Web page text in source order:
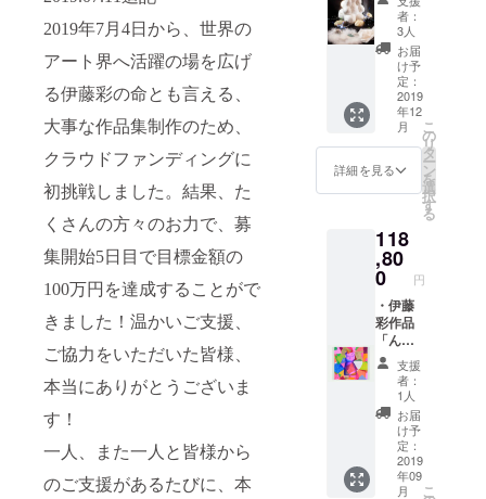
2019年7月 4日から、世界の
アート界へ活躍の場を広げ
る伊藤彩の命とも言える、
大事な作品集制作のため、
クラウドファンディングに
初挑戦しました。結果、た
くさんの方々のお力で、募
集開始5日目で目標金額の
100万円を達成することがで
きました！温かいご支援、
ご協力をいただいた皆様、
本当にありがとうございま
す！
一人、また一人と皆様から
のご支援があるたびに、本
るっ！
の食感
がたま
らな
い。寒
天ジュ
90g×12
個 伊藤
農園の
寒天
ジュレ
「手し
ぼり
100％
ピュア
ジュー
ス」を
ベース
にゼラ
チンや
ペクチ
ンなど
を一切
使用せ
ずに作
る安
心・安
伊藤農
園と創
業三百
年の老
舗酒
造・能
勢酒造
で共同
て、み
かんサ
まし
た。細
かな泡
とすっ
きりし
た味わ
いがの
ど越し
よく、
後口
すっき
り。伊
藤農園
オリジ
ナル製
ど色落
ちは無
くなり
ます
が、色
移りに
注意
し、特
に淡色
の衣
の洗濯
をお薦
め致し
ます。
お洗濯
の際
は、屑
とり
ネット
をご使
用いた
だき、
30℃程
度のお
湯で
⓶
Vomitin
g Boy
Hole ☆
サイズ
はお選
びいた
だけま
す。通
がおす
すめで
す！
「出会
いはつ
いこな
いだ。
ポップ
アップ
ショッ
プで偶
然出会
い、彼
の作品
に惚れ
ボラン
プ「光
る、み
かど
ちゃ
ん」
CAMPF
IRE限定
My
cerami
csと伊
藤彩
もに和
歌山ゆ
かりの
アーテ
イス
ト。今
回、My
cerami
csさん
の提案
で素敵
なラン
シェー
ドがで
者：
3人
お届
け予
定：
2019
年12
月
詳細を見る
こ
の
リ
タ
ー
ン
を
選
択
す
る
118
,80
0 円
・伊藤
彩作品
「ん」,
2013,
30cm×
30㎝,
oil on
canvas
mounte
d on
panel
支援
者：
1人
お届
け予
定：
2019
年09
月
こ